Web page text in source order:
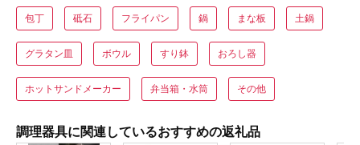
包丁 砥石 フライパン 鍋 まな板 土鍋
グラタン皿 ボウル すり鉢 おろし器
ホットサンドメーカー 弁当箱・水筒 その他
調理器具に関連しているおすすめの返礼品